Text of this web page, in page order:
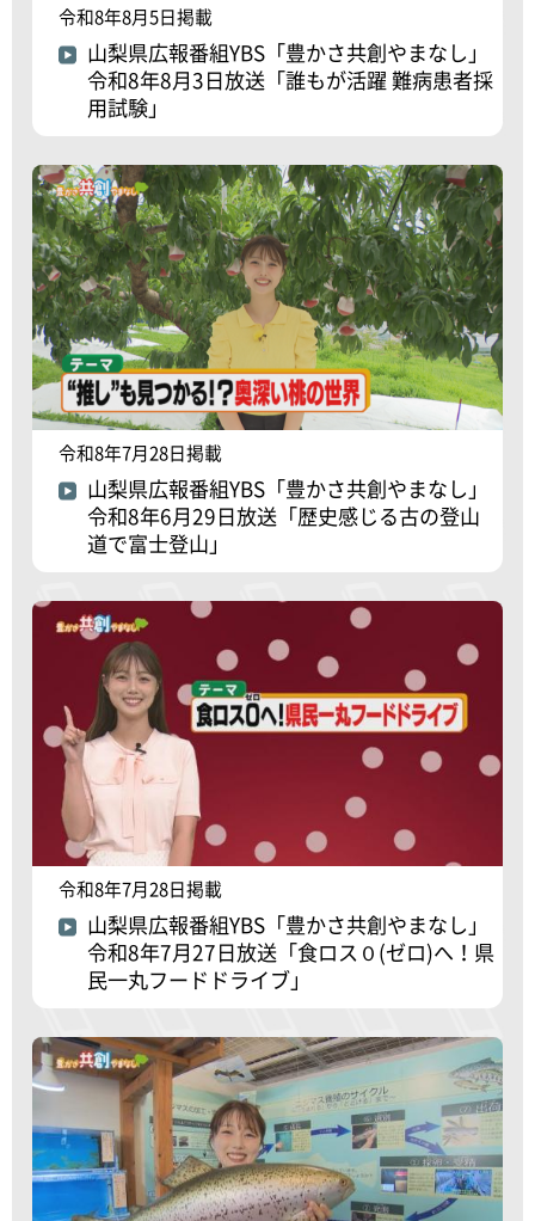
令和8年8月5日掲載
山梨県広報番組YBS「豊かさ共創やまなし」
令和8年8月3日放送「誰もが活躍 難病患者採
用試験」
令和8年7月28日掲載
山梨県広報番組YBS「豊かさ共創やまなし」
令和8年6月29日放送「歴史感じる古の登山
道で富士登山」
令和8年7月28日掲載
山梨県広報番組YBS「豊かさ共創やまなし」
令和8年7月27日放送「食ロス０(ゼロ)へ！県
民一丸フードドライブ」